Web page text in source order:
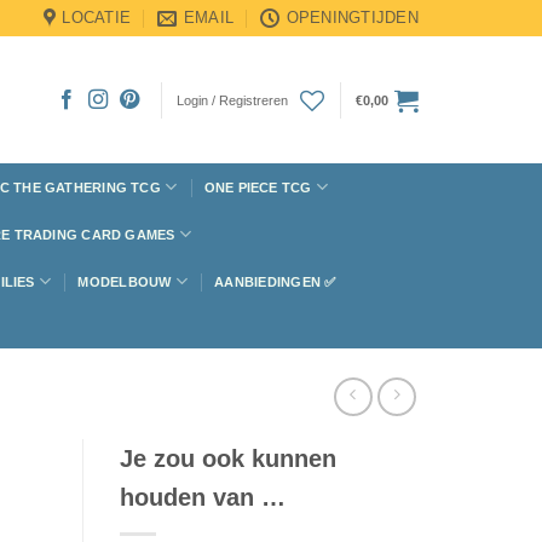
LOCATIE EMAIL OPENINGTIJDEN
Login / Registreren €0,00
THE GATHERING TCG ONE PIECE TCG
TRADING CARD GAMES
MODELBOUW AANBIEDINGEN ✅
Je zou ook kunnen
houden van …